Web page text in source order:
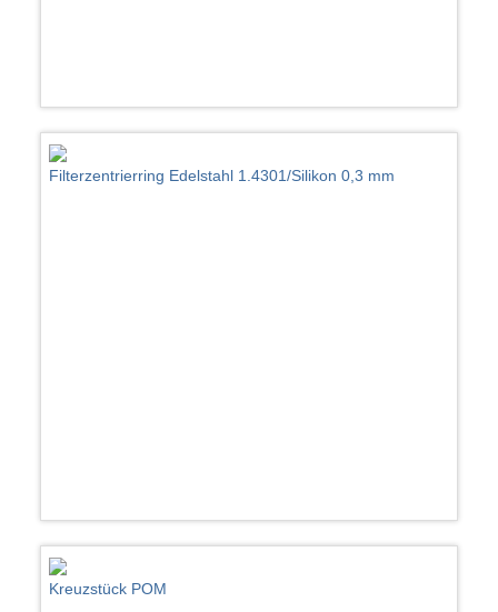
Filterzentrierring Edelstahl 1.4301/Silikon 0,3 mm
Kreuzstück POM